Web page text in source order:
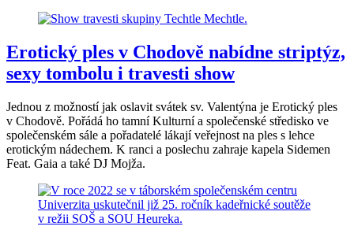
Erotický ples v Chodově nabídne striptýz,
sexy tombolu i travesti show
Jednou z možností jak oslavit svátek sv. Valentýna je Erotický ples
v Chodově. Pořádá ho tamní Kulturní a společenské středisko ve
společenském sále a pořadatelé lákají veřejnost na ples s lehce
erotickým nádechem. K ranci a poslechu zahraje kapela Sidemen
Feat. Gaia a také DJ Mojža.